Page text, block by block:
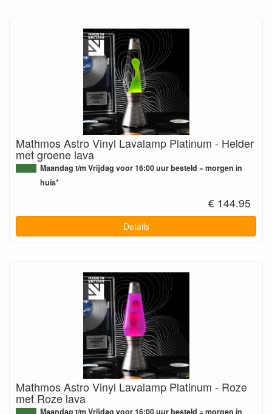
Mathmos Astro Vinyl Lavalamp Platinum - Helder
met groene lava
Maandag t/m Vrijdag voor 16:00 uur besteld = morgen in
huis*
€ 144.95
Details
Mathmos Astro Vinyl Lavalamp Platinum - Roze
met Roze lava
Maandag t/m Vrijdag voor 16:00 uur besteld = morgen in